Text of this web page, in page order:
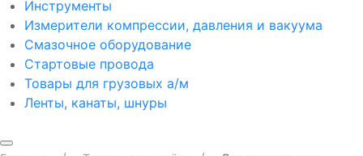
Инструменты
Измерители компрессии, давления и вакуума
Смазочное оборудование
Стартовые провода
Товары для грузовых а/м
Ленты, канаты, шнуры